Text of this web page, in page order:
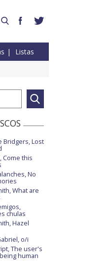
Listas
Bridgers, Lost
Come this
No
What are
chulas
Hazel
o/i
The user's
human